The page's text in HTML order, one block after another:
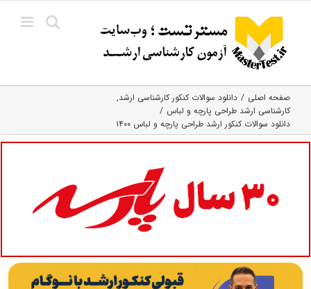
content
صفحه اصلی
دانلود سوالات کنکور کارشناسی ارشد
کارشناسی ارشد طراحی پارچه و لباس
دانلود سوالات کنکور ارشد طراحی پارچه و لباس ۱۴۰۰